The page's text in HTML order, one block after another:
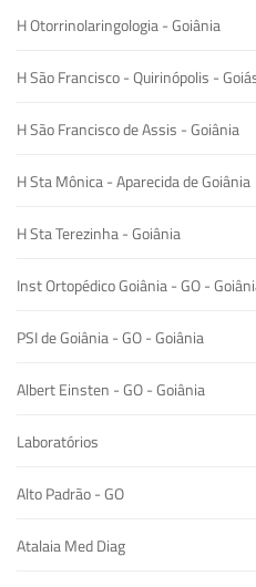
H Otorrinolaringologia - Goiânia
H São Francisco - Quirinópolis -
H São Francisco de Assis - Goiânia
H Sta Mônica - Aparecida de Goiânia
H Sta Terezinha - Goiânia
Inst Ortopédico Goiânia - GO -
PSI de Goiânia - GO - Goiânia
Albert Einsten - GO - Goiânia
Laboratórios
Alto Padrão - GO
Atalaia Med Diag